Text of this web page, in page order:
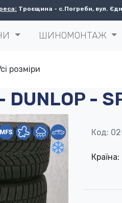
Троєщина - с.Погреби, вул.
ШИНОМОНТАЖ
розміри
DUNLOP -
Код: